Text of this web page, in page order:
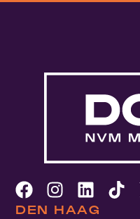
DEN HAAG